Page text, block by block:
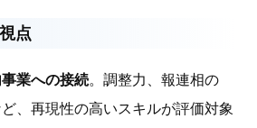
点
事業への接続。調整力、報連相の
、再現性の高いスキルが評価対象